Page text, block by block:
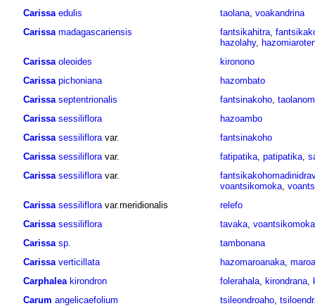
Carissa edulis taolana, voakandrina
Carissa madagascariensis fantsikahitra,
hazolahy,
Carissa oleoides
kironono
Carissa pichoniana
hazombato
Carissa septentrionalis fantsinakoho,
Carissa sessiliflora
hazoambo
Carissa sessilifloravar.
fantsinakoho
Carissa sessilifloravar. fatipatika, patipatika,
Carissa sessilifloravar.
voantsikomoka,
Carissa sessilifloravar.meridionalis
relefo
Carissa sessiliflora tavaka, voantsikomoka
Carissa sp.
tambonana
Carissa verticillata hazomaroanaka,
Carphalea kirondron folerahala, kirondrana,
Carum angelicaefolium tsileondroaho,